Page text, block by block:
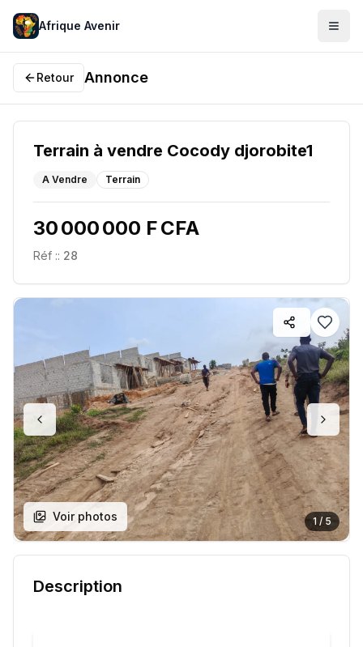
Afrique Avenir
Retour Annonce
Terrain à vendre Cocody djorobite1
A Vendre Terrain
30 000 000 F CFA
Réf :: 28
1 / 5
Voir photos
Description